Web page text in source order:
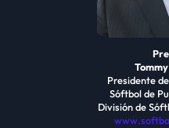
Presidente
Sóftbol de
División de